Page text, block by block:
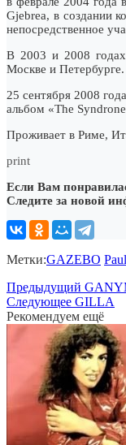
Gjebrea, в создании
непосредственное
В 2003 и 2008
Москве и Петербурге.
25 сентября 2008
альбом «The
Проживает в Риме,
print
Если Вам
Следите за новой
Метки:GAZEBO
Предыдущий
Следующее GILLA
Рекомендуем ещё